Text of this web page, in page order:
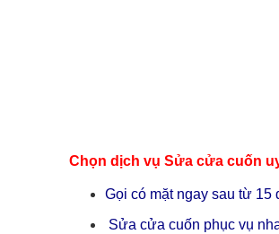
Chọn dịch vụ Sửa cửa cuốn
Gọi có mặt ngay sau từ 15
Sửa cửa cuốn phục vụ